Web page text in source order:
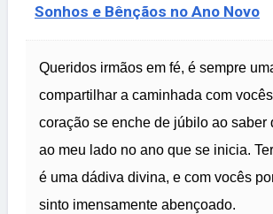
Sonhos e Bênçãos no Ano Novo
Queridos irmãos em fé, é sempre
compartilhar a caminhada com
coração se enche de júbilo ao saber
ao meu lado no ano que se inicia.
é uma dádiva divina, e com vocês
sinto imensamente abençoado.